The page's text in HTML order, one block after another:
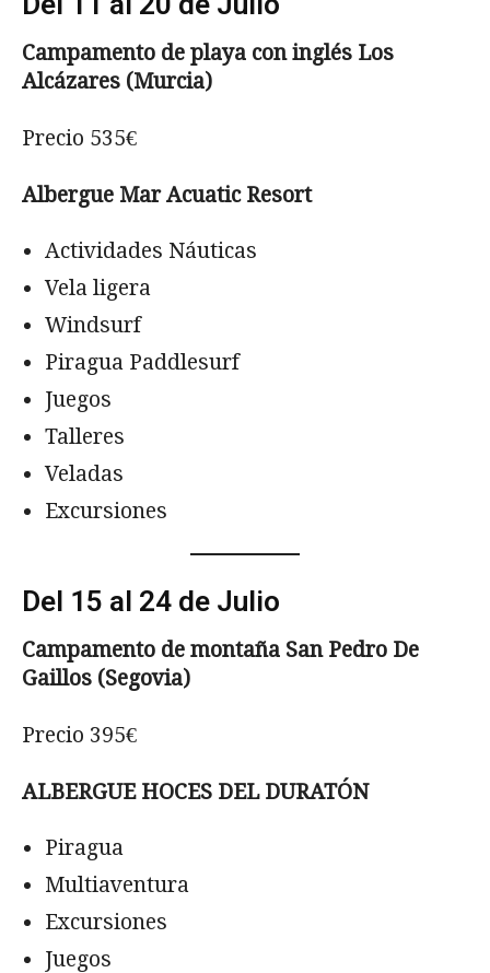
Campamento de playa con inglés Los
Alcázares (Murcia)
Precio 535€
Albergue Mar Acuatic Resort
Actividades Náuticas
Vela ligera
Windsurf
Piragua Paddlesurf
Juegos
Talleres
Veladas
Excursiones
Del 15 al 24 de Julio
Campamento de montaña San Pedro De
Gaillos (Segovia)
Precio 395€
ALBERGUE HOCES DEL DURATÓN
Piragua
Multiaventura
Excursiones
Juegos